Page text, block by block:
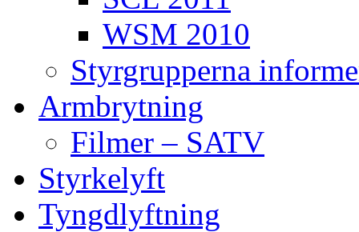
WSM 2010
Styrgrupperna
Armbrytning
Filmer – SATV
Styrkelyft
Tyngdlyftning